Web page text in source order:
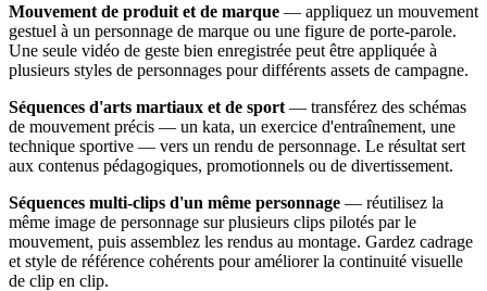
Mouvement de produit et de marque — appliquez un mouvement
gestuel à un personnage de marque ou une figure de porte-parole.
Une seule vidéo de geste bien enregistrée peut être appliquée à
plusieurs styles de personnages pour différents assets de campagne.
Séquences d'arts martiaux et de sport — transférez des schémas
de mouvement précis — un kata, un exercice d'entraînement, une
technique sportive — vers un rendu de personnage. Le résultat sert
aux contenus pédagogiques, promotionnels ou de divertissement.
Séquences multi-clips d'un même personnage — réutilisez la
même image de personnage sur plusieurs clips pilotés par le
mouvement, puis assemblez les rendus au montage. Gardez cadrage
et style de référence cohérents pour améliorer la continuité visuelle
de clip en clip.